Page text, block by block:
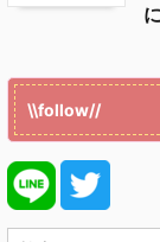
\\follow//